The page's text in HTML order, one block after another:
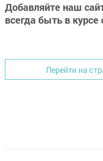
Добавляйте наш
всегда быть в
Перейти на